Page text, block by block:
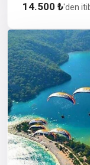
14.500 ₺'den